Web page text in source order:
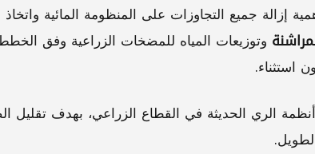
إزالة جميع التجاوزات على المنظومة المائية
وتوزيعات المياه للمضخات الزراعية وفق
استثناء.
الري الحديثة في القطاع الزراعي، بهدف تقليل